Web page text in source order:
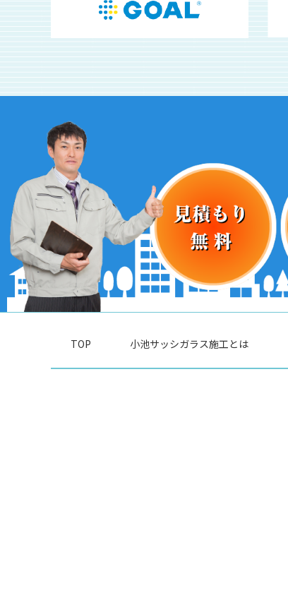
TOP 小池サッシガラス施工とは